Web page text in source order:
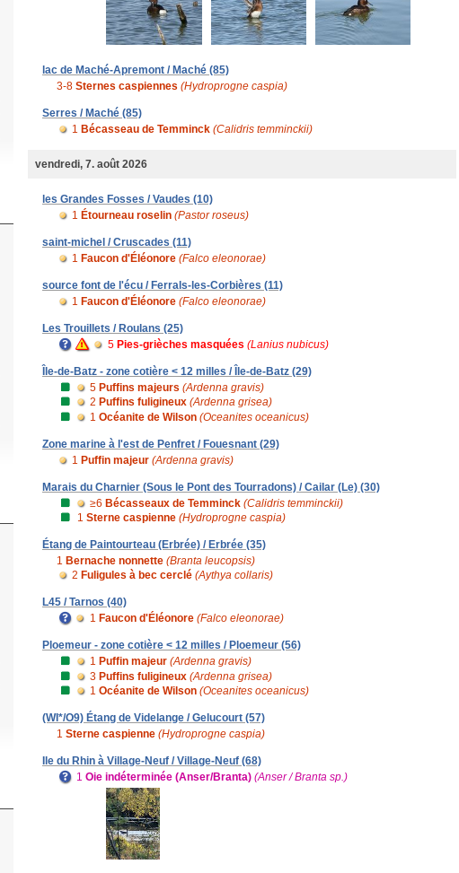
lac de Maché-Apremont / Maché (85)
3-8 Sternes caspiennes (Hydroprogne caspia)
Serres / Maché (85)
1 Bécasseau de Temminck (Calidris temminckii)
vendredi, 7. août 2026
les Grandes Fosses / Vaudes (10)
1 Étourneau roselin (Pastor roseus)
saint-michel / Cruscades (11)
1 Faucon d'Éléonore (Falco eleonorae)
source font de l'écu / Ferrals-les-Corbières (11)
1 Faucon d'Éléonore (Falco eleonorae)
Les Trouillets / Roulans (25)
5 Pies-grièches masquées (Lanius nubicus)
Île-de-Batz - zone cotière < 12 milles / Île-de-Batz (29)
5 Puffins majeurs (Ardenna gravis)
2 Puffins fuligineux (Ardenna grisea)
1 Océanite de Wilson (Oceanites oceanicus)
Zone marine à l'est de Penfret / Fouesnant (29)
1 Puffin majeur (Ardenna gravis)
Marais du Charnier (Sous le Pont des Tourradons) / Cailar (Le) (30)
≥6 Bécasseaux de Temminck (Calidris temminckii)
1 Sterne caspienne (Hydroprogne caspia)
Étang de Paintourteau (Erbrée) / Erbrée (35)
1 Bernache nonnette (Branta leucopsis)
2 Fuligules à bec cerclé (Aythya collaris)
L45 / Tarnos (40)
1 Faucon d'Éléonore (Falco eleonorae)
Ploemeur - zone cotière < 12 milles / Ploemeur (56)
1 Puffin majeur (Ardenna gravis)
3 Puffins fuligineux (Ardenna grisea)
1 Océanite de Wilson (Oceanites oceanicus)
(WI*/O9) Étang de Videlange / Gelucourt (57)
1 Sterne caspienne (Hydroprogne caspia)
Ile du Rhin à Village-Neuf / Village-Neuf (68)
1 Oie indéterminée (Anser/Branta) (Anser / Branta sp.)